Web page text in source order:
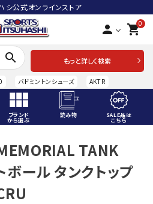
シ公式オンラインストア
person 0
shopping_cart
search
もっと詳しく検索
バドミントンシューズ AKTR
ブランド
から選ぶ
読み物 SALE品は
こちら
会員登録
TANK
ボール タンクトップ